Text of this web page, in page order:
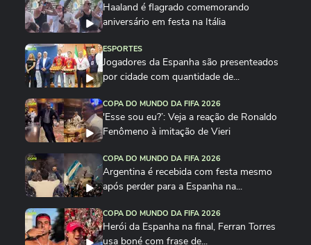
Haaland é flagrado comemorando
aniversário em festa na Itália
ESPORTES
Jogadores da Espanha são presenteados
por cidade com quantidade de...
COPA DO MUNDO DA FIFA 2026
'Esse sou eu?’: Veja a reação de Ronaldo
Fenômeno à imitação de Vieri
COPA DO MUNDO DA FIFA 2026
Argentina é recebida com festa mesmo
após perder para a Espanha na...
COPA DO MUNDO DA FIFA 2026
Herói da Espanha na final, Ferran Torres
usa boné com frase de...